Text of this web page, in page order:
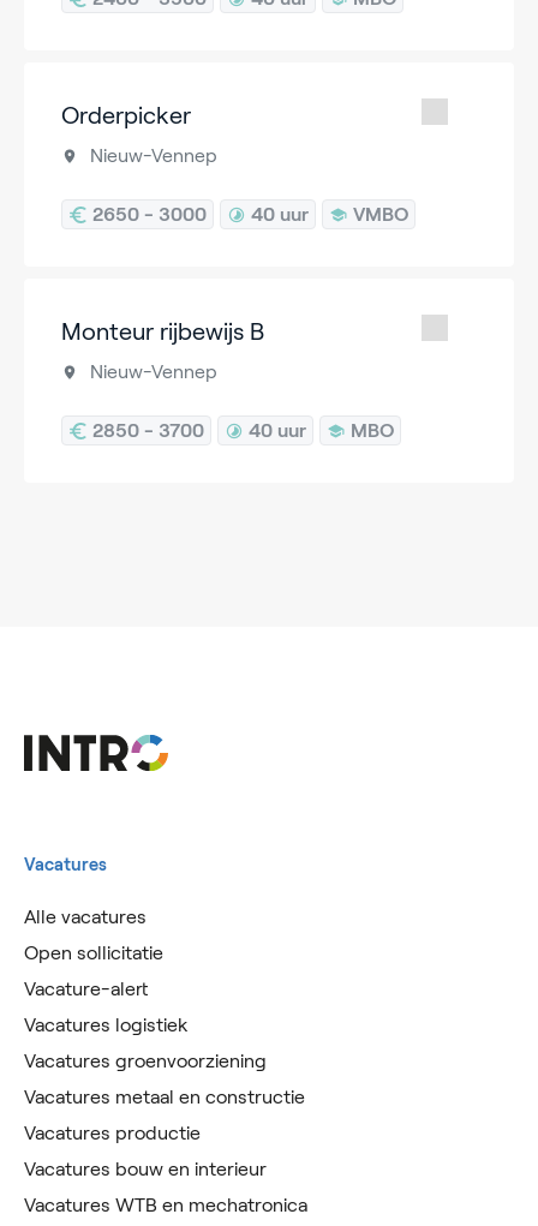
Orderpicker
Nieuw-Vennep
2650 - 3000 40 uur VMBO
Monteur rijbewijs B
Nieuw-Vennep
2850 - 3700 40 uur MBO
Vacatures
Alle vacatures
Open sollicitatie
Vacature-alert
Vacatures logistiek
Vacatures groenvoorziening
Vacatures metaal en constructie
Vacatures productie
Vacatures bouw en interieur
Vacatures WTB en mechatronica